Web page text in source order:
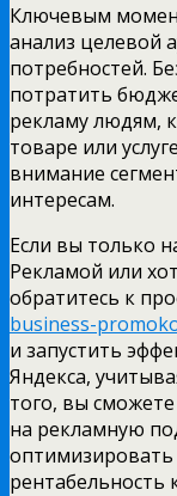
Ключевым
анализ целевой
потребностей.
потратить
рекламу людям,
товаре или
внимание
интересам.
Если вы только
Рекламой или
обратитесь к
business-
и запустить
Яндекса,
того, вы
на рекламную
рентабельность